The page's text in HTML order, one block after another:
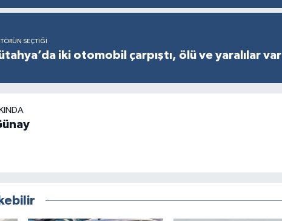
SEÇTIĞI
iki otomobil çarpıştı, ölü ve yaralılar var